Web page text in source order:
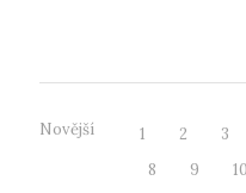
Novější 1 2 3
8
9 10